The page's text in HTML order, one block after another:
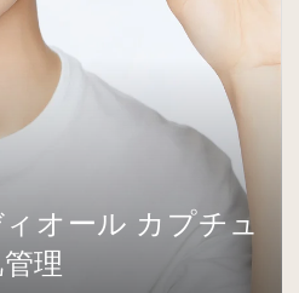
オール カプチュ
理